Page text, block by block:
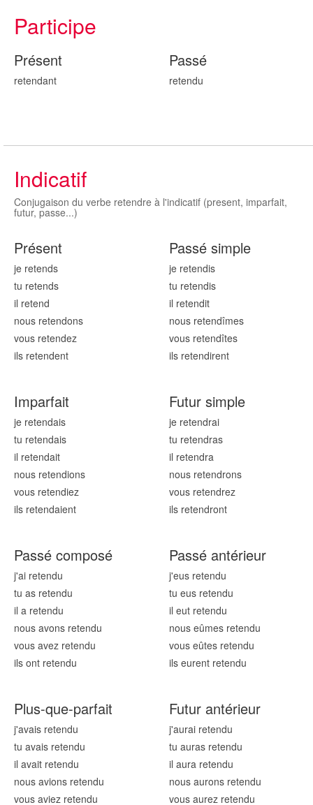
Participe
Présent
retendant
Passé
retendu
Indicatif
Conjugaison du verbe retendre à l'indicatif (present, imparfait,
futur, passe...)
Présent
je retends
tu retends
il retend
nous retendons
vous retendez
ils retendent
Passé simple
je retendis
tu retendis
il retendit
nous retendîmes
vous retendîtes
ils retendirent
Imparfait
je retendais
tu retendais
il retendait
nous retendions
vous retendiez
ils retendaient
Futur simple
je retendrai
tu retendras
il retendra
nous retendrons
vous retendrez
ils retendront
Passé composé
j'ai retendu
tu as retendu
il a retendu
nous avons retendu
vous avez retendu
ils ont retendu
Passé antérieur
j'eus retendu
tu eus retendu
il eut retendu
nous eûmes retendu
vous eûtes retendu
ils eurent retendu
Plus-que-parfait
j'avais retendu
tu avais retendu
il avait retendu
nous avions retendu
vous aviez retendu
Futur antérieur
j'aurai retendu
tu auras retendu
il aura retendu
nous aurons retendu
vous aurez retendu